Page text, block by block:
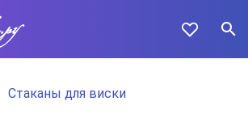
Стаканы для виски